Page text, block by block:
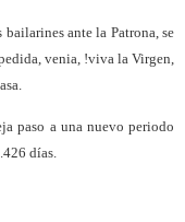
ante la Patrona, se
venia, !viva la Virgen,
paso a una nuevo periodo
días.